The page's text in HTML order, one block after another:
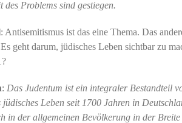
des Problems sind gestiegen.
: Antisemitismus ist das eine Thema. Das
geht darum, jüdisches Leben sichtbar zu
: Das Judentum ist ein integraler Bestandteil
jüdisches Leben seit 1700 Jahren in
in der allgemeinen Bevölkerung in der